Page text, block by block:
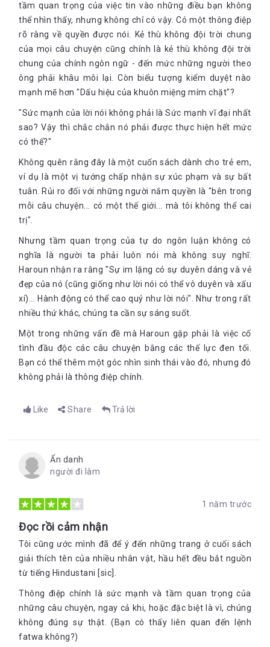
tầm quan trọng của việc tin vào những điều bạn không
thể nhìn thấy, nhưng không chỉ có vậy. Có một thông điệp
rõ ràng về quyền được nói. Kẻ thù không đội trời chung
của mọi câu chuyện cũng chính là kẻ thù không đội trời
chung của chính ngôn ngữ - đến mức những người theo
ông phải khâu môi lại. Còn biểu tượng kiểm duyệt nào
mạnh mẽ hơn "Dấu hiệu của khuôn miệng mím chặt"?
"Sức mạnh của lời nói không phải là Sức mạnh vĩ đại nhất
sao? Vậy thì chắc chắn nó phải được thực hiện hết mức
có thể?"
Không quên rằng đây là một cuốn sách dành cho trẻ em,
ví dụ là một vị tướng chấp nhận sự xúc phạm và sự bất
tuân. Rủi ro đối với những người nắm quyền là "bên trong
mỗi câu chuyện... có một thế giới... mà tôi không thể cai
trị".
Nhưng tầm quan trọng của tự do ngôn luận không có
nghĩa là người ta phải luôn nói mà không suy nghĩ.
Haroun nhận ra rằng "Sự im lặng có sự duyên dáng và vẻ
đẹp của nó (cũng giống như lời nói có thể vô duyên và xấu
xí)... Hành động có thể cao quý như lời nói". Như trong rất
nhiều thứ khác, chúng ta cần sự sáng suốt.
Một trong những vấn đề mà Haroun gặp phải là việc cố
tình đầu độc các câu chuyện bằng các thế lực đen tối.
Bạn có thể thêm một góc nhìn sinh thái vào đó, nhưng đó
không phải là thông điệp chính.
Like Share Trả lời
Ẩn danh
người đi làm
1 năm trước
Đọc rồi cảm nhận
Tôi cũng ước mình đã để ý đến những trang ở cuối sách
giải thích tên của nhiều nhân vật, hầu hết đều bắt nguồn
từ tiếng Hindustani [sic].
Thông điệp chính là sức mạnh và tầm quan trọng của
những câu chuyện, ngay cả khi, hoặc đặc biệt là vì, chúng
không đúng sự thật. (Bạn có thấy liên quan đến lệnh
fatwa không?)